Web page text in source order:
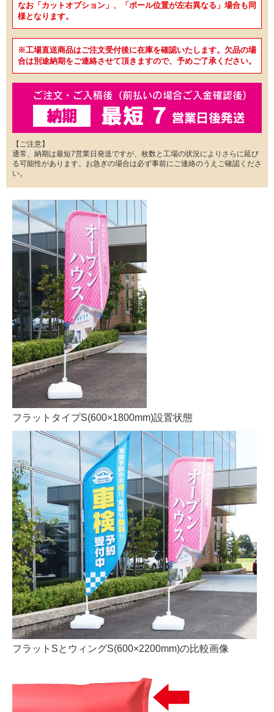
なお「カットオプション」、「ポール位置が左右異なる」場合も同
様となります。
※工場直送商品はご注文受付後に在庫を確認いたします。欠品の場
合は別途納期をご連絡させて頂きますので、予めご了承ください。
【ご注意】
通常、納期は最短7営業日発送ですが、枚数と工場の状況によりさらに延び
る可能性があります。お急ぎの場合は必ず事前にご連絡のうえご確認くださ
い。
フラットタイプS(600×1800mm)設置状態
フラットSとウィングS(600×2200mm)の比較画像